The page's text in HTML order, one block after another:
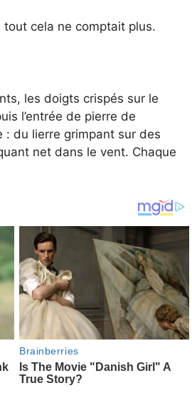
cela ne comptait plus.
les doigts crispés sur le
l’entrée de pierre de
: du lierre grimpant sur des
net dans le vent. Chaque